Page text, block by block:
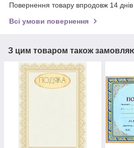
Повернення товару впродовж 14
Всі умови повернення
З цим товаром також